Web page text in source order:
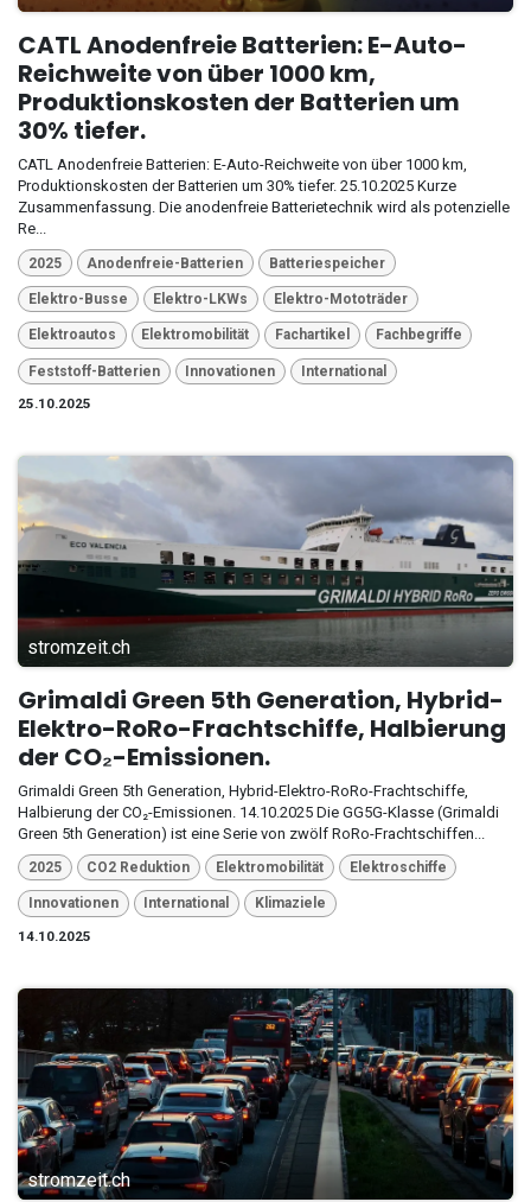
CATL Anodenfreie Batterien: E-Auto-
Reichweite von über 1000 km,
Produktionskosten der Batterien um
30% tiefer.
CATL Anodenfreie Batterien: E-Auto-Reichweite von über 1000 km,
Produktionskosten der Batterien um 30% tiefer. 25.10.2025 Kurze
Zusammenfassung. Die anodenfreie Batterietechnik wird als potenzielle
Re...
2025 Anodenfreie-Batterien Batteriespeicher
Elektro-Busse Elektro-LKWs Elektro-Mototräder
Elektroautos Elektromobilität Fachartikel Fachbegriffe
Feststoff-Batterien Innovationen
International
25.10.2025
stromzeit.ch
Grimaldi Green 5th Generation, Hybrid-
Elektro-RoRo-Frachtschiffe, Halbierung
der CO₂-Emissionen.
Grimaldi Green 5th Generation, Hybrid-Elektro-RoRo-Frachtschiffe,
Halbierung der CO₂-Emissionen. 14.10.2025 Die GG5G-Klasse (Grimaldi
Green 5th Generation) ist eine Serie von zwölf RoRo-Frachtschiffen...
2025 CO2 Reduktion Elektromobilität Elektroschiffe
Innovationen International
Klimaziele
14.10.2025
stromzeit.ch